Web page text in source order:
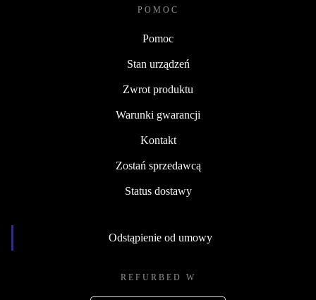
POMOC
Pomoc
Stan urządzeń
Zwrot produktu
Warunki gwarancji
Kontakt
Zostań sprzedawcą
Status dostawy
Odstąpienie od umowy
REFURBED W